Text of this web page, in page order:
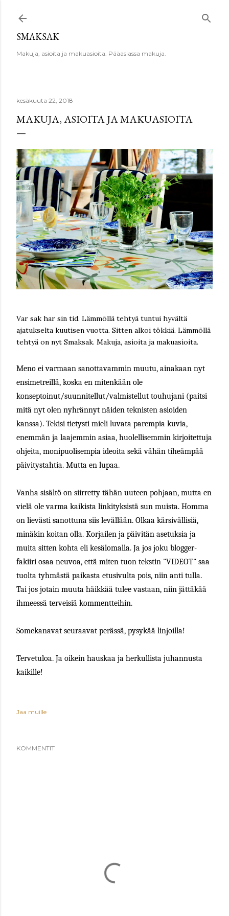
SMAKSAK
Makuja, asioita ja makuasioita. Pääasiassa makuja.
kesäkuuta 22, 2018
MAKUJA, ASIOITA JA MAKUASIOITA
Var sak har sin tid. Lämmöllä tehtyä tuntui hyvältä
ajatukselta kuutisen vuotta. Sitten alkoi tökkiä. Lämmöllä
tehtyä on nyt Smaksak. Makuja, asioita ja makuasioita.
Meno ei varmaan sanottavammin muutu, ainakaan nyt
ensimetreillä, koska en mitenkään ole
konseptoinut/suunnitellut/valmistellut touhujani (paitsi
mitä nyt olen nyhrännyt näiden teknisten asioiden
kanssa). Tekisi tietysti mieli luvata parempia kuvia,
enemmän ja laajemmin asiaa, huolellisemmin kirjoitettuja
ohjeita, monipuolisempia ideoita sekä vähän tiheämpää
päivitystahtia. Mutta en lupaa.
Vanha sisältö on siirretty tähän uuteen pohjaan, mutta en
vielä ole varma kaikista linkityksistä sun muista. Homma
on lievästi sanottuna siis levällään. Olkaa kärsivällisiä,
minäkin koitan olla. Korjailen ja päivitän asetuksia ja
muita sitten kohta eli kesälomalla. Ja jos joku blogger-
fakiiri osaa neuvoa, että miten tuon tekstin "VIDEOT" saa
tuolta tyhmästä paikasta etusivulta pois, niin anti tulla.
Tai jos jotain muuta häikkää tulee vastaan, niin jättäkää
ihmeessä terveisiä kommentteihin.
Somekanavat seuraavat perässä, pysykää linjoilla!
Tervetuloa. Ja oikein hauskaa ja herkullista juhannusta
kaikille!
Jaa muille
KOMMENTIT